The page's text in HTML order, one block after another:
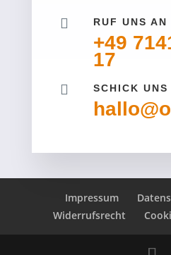
 RUF UNS AN
+49
17
 SCHICK
Impressum
Widerrufsrecht